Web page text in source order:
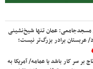
عمان تنها شیخ‌نشینی
عربستان برادر بزرگ‌تر نیست؛
بر سر کار باشد یا عمامه/ آمریکا به